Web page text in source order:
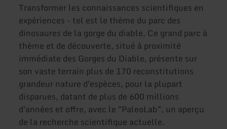
Transformer les connaissances scientifiques en
expériences - tel est le thème du parc des
dinosaures de la gorge du diable. Ce grand parc à
thème et de découverte, situé à proximité
immédiate des Gorges du Diable, présente sur
son vaste terrain plus de 170 reconstitutions
grandeur nature d'espèces, pour la plupart
disparues, datant de plus de 600 millions
d'années et offre, avec le "PaleoLab", un aperçu
de la recherche scientifique actuelle.